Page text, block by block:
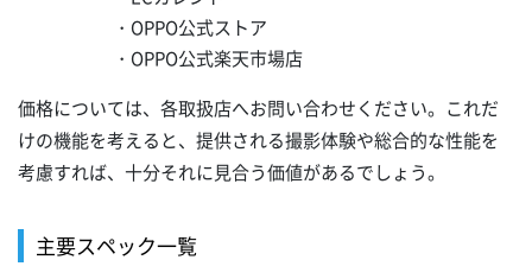
・OPPO公式ストア
・OPPO公式楽天市場店
価格については、各取扱店へお問い合わせください。これだ
けの機能を考えると、提供される撮影体験や総合的な性能を
考慮すれば、十分それに見合う価値があるでしょう。
主要スペック一覧